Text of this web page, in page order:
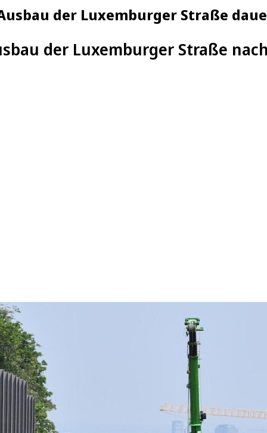
der Luxemburger Straße
der Luxemburger Straße